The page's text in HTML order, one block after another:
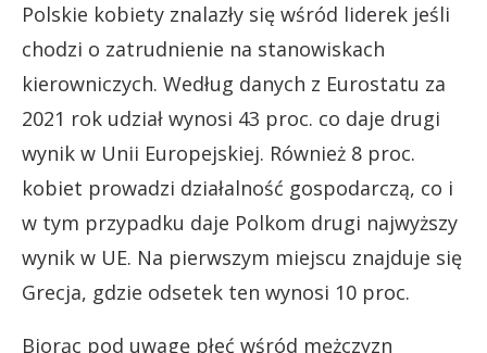
Polskie kobiety znalazły się wśród liderek jeśli
chodzi o zatrudnienie na stanowiskach
kierowniczych. Według danych z Eurostatu za
2021 rok udział wynosi 43 proc. co daje drugi
wynik w Unii Europejskiej. Również 8 proc.
kobiet prowadzi działalność gospodarczą, co i
w tym przypadku daje Polkom drugi najwyższy
wynik w UE. Na pierwszym miejscu znajduje się
Grecja, gdzie odsetek ten wynosi 10 proc.
Biorąc pod uwagę płeć wśród mężczyzn